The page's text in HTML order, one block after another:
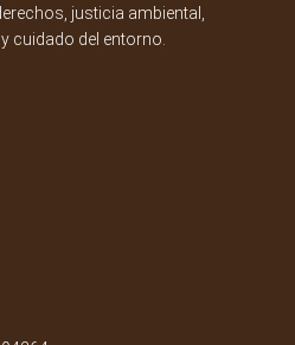
justicia ambiental,
cuidado del entorno.